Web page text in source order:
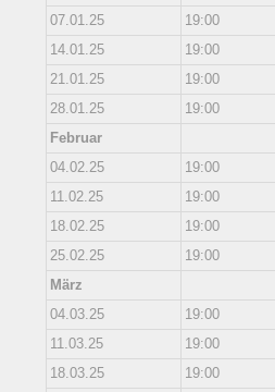
07.01.25
19:00
14.01.25
19:00
21.01.25
19:00
28.01.25
19:00
Februar
04.02.25
19:00
11.02.25
19:00
18.02.25
19:00
25.02.25
19:00
März
04.03.25
19:00
11.03.25
19:00
18.03.25
19:00